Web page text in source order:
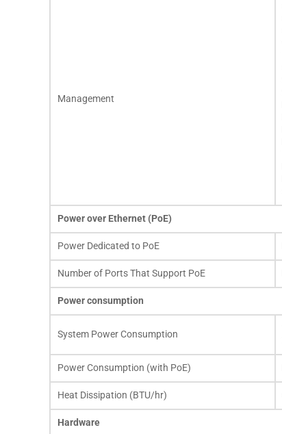
Management
Power over Ethernet (PoE)
Power Dedicated to PoE
Number of Ports That Support PoE
Power consumption
System Power Consumption
Power Consumption (with PoE)
Heat Dissipation (BTU/hr)
Hardware